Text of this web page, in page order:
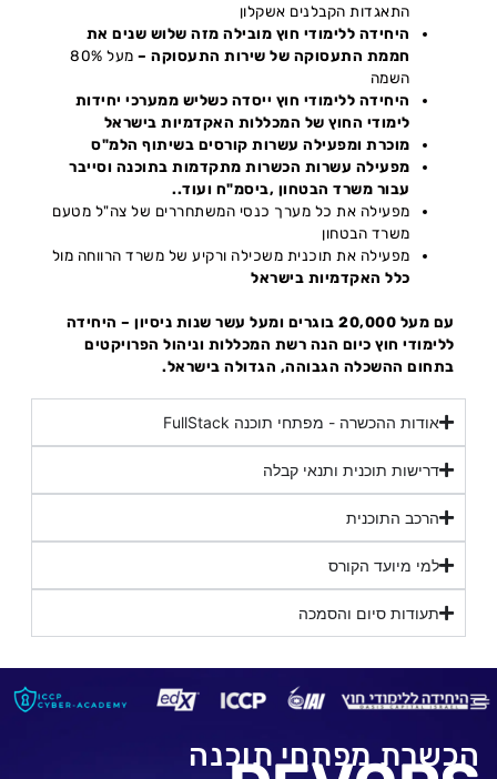
התאגדות הקבלנים אשקלון
היחידה ללימודי חוץ מובילה מזה שלוש שנים את
חממת התעסוקה של שירות התעסוקה –
מעל 80%
השמה
היחידה ללימודי חוץ ייסדה כשליש ממערכי יחידות
לימודי החוץ של המכללות האקדמיות בישראל
מוכרת ומפעילה עשרות קורסים בשיתוף הלמ"ס
מפעילה עשרות הכשרות מתקדמות בתוכנה וסייבר
עבור משרד הבטחון ,ביסמ"ח ועוד..
מפעילה את כל מערך כנסי המשתחררים של צה"ל מטעם
משרד הבטחון
מפעילה את תוכנית משכילה ורקיע של משרד הרווחה מול
כלל האקדמיות בישראל
עם מעל 20,000 בוגרים ומעל עשר שנות ניסיון – היחידה
ללימודי חוץ כיום הנה רשת המכללות וניהול הפרויקטים
בתחום ההשכלה הגבוהה, הגדולה בישראל.
אודות ההכשרה - מפתחי תוכנה FullStack
דרישות תוכנית ותנאי קבלה
הרכב התוכנית
למי מיועד הקורס
תעודות סיום והסמכה
הכשרת מפתחי תוכנה